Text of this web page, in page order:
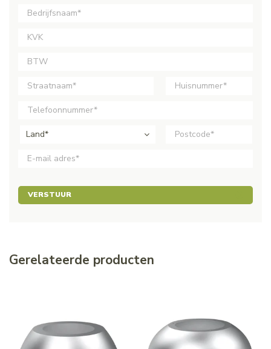
Land*
VERSTUUR
Gerelateerde producten